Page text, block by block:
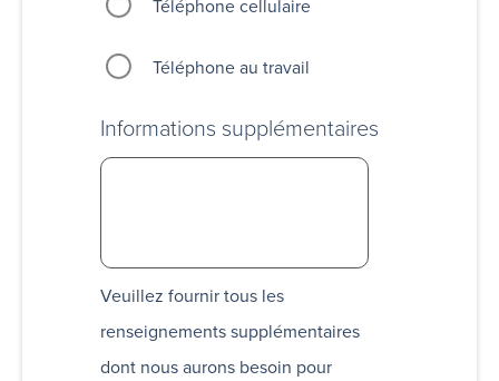
Téléphone cellulaire
Téléphone au travail
Informations supplémentaires
Veuillez fournir tous les
renseignements supplémentaires
dont nous aurons besoin pour